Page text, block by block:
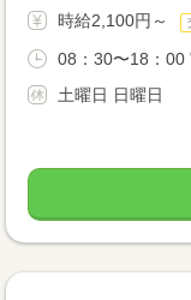
時給2,100円～
08：30〜18：00
土曜日 日曜日